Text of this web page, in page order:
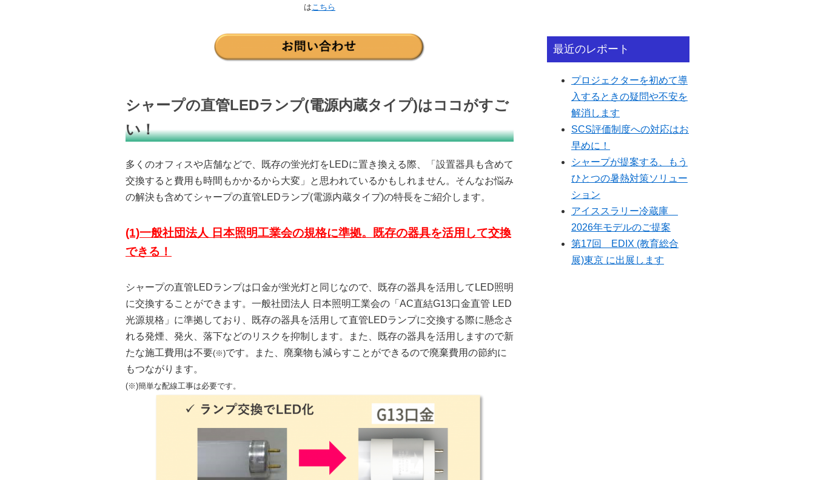
は こちら
シャープの直管LEDランプ(電源内蔵タイプ)はココがすご
い！
多くのオフィスや店舗などで、既存の蛍光灯をLEDに置き換える際、「設置器具も含めて
交換すると費用も時間もかかるから大変」と思われているかもしれません。そんなお悩み
の解決も含めてシャープの直管LEDランプ(電源内蔵タイプ)の特長をご紹介します。
(1)一般社団法人 日本照明工業会の規格に準拠。既存の器具を活用して交換
できる！
シャープの直管LEDランプは口金が蛍光灯と同じなので、既存の器具を活用してLED照明
に交換することができます。一般社団法人 日本照明工業会の「AC直結G13口金直管 LED
光源規格」に準拠しており、既存の器具を活用して直管LEDランプに交換する際に懸念さ
れる発煙、発火、落下などのリスクを抑制します。また、既存の器具を活用しますので新
たな施工費用は不要(※)です。また、廃棄物も減らすことができるので廃棄費用の節約に
もつながります。
(※)簡単な配線工事は必要です。
最近のレポート
プロジェクターを初めて導
入するときの疑問や不安を
解消します
SCS評価制度への対応はお
早めに！
シャープが提案する、もう
ひとつの暑熱対策ソリュー
ション
アイススラリー冷蔵庫
2026年モデルのご提案
第17回 EDIX (教育総合
展)東京 に出展します